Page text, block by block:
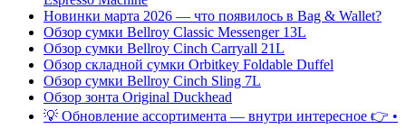
Новинки марта 2026 — что появилось в Bag & Wallet?
Обзор сумки Bellroy Classic Messenger 13L
Обзор сумки Bellroy Cinch Carryall 21L
Обзор складной сумки Orbitkey Foldable Duffel
Обзор сумки Bellroy Cinch Sling 7L
Обзор зонта Original Duckhead
💡 Обновление ассортимента — внутри интересное 👉 •